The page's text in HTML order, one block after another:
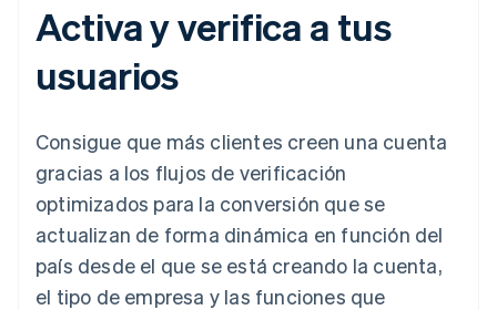
Activa y verifica a tus
usuarios
Consigue que más clientes creen una cuenta
gracias a los flujos de verificación
optimizados para la conversión que se
actualizan de forma dinámica en función del
país desde el que se está creando la cuenta,
el tipo de empresa y las funciones que